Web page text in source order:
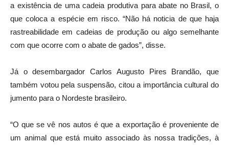
a existência de uma cadeia produtiva para abate no Brasil, o
que coloca a espécie em risco. “Não há noticia de que haja
rastreabilidade em cadeias de produção ou algo semelhante
com que ocorre com o abate de gados”, disse.
Já o desembargador Carlos Augusto Pires Brandão, que
também votou pela suspensão, citou a importância cultural do
jumento para o Nordeste brasileiro.
“O que se vê nos autos é que a exportação é proveniente de
um animal que está muito associado às nossa tradições, à